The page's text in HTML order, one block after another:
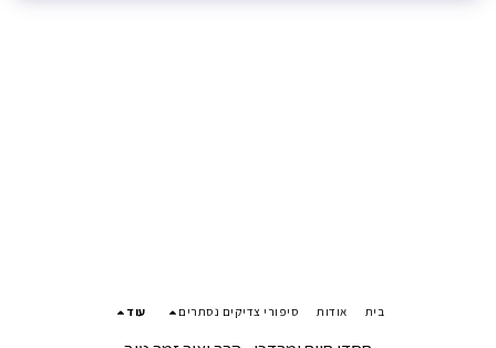
בית אודות סיפורי צדיקים נסתרים עוד